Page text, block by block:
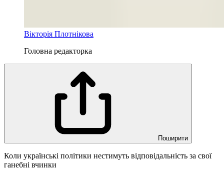
Вікторія Плотнікова
Головна редакторка
Поширити
Коли українські політики нестимуть відповідальність за свої
ганебні вчинки